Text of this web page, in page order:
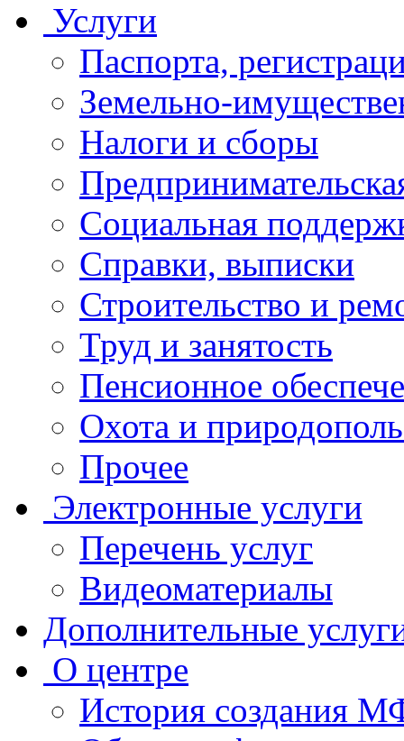
Услуги
Паспорта,
Земельно-
Налоги и сборы
Социальная
Справки, выписки
Строительство и
Труд и занятость
Пенсионное
Охота и
Прочее
Электронные услуги
Перечень услуг
Видеоматериалы
Дополнительные
О центре
История создания